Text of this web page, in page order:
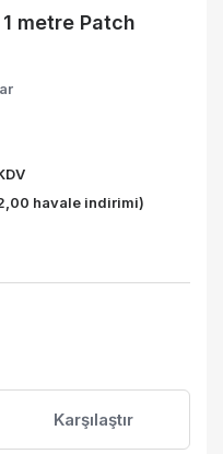
metre Patch
havale indirimi)
Karşılaştır